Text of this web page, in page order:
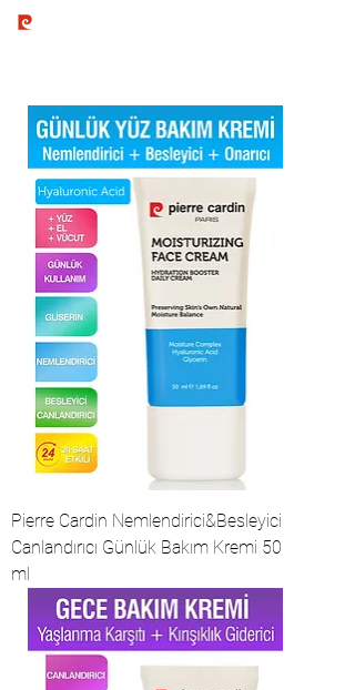
Pierre Cardin Nemlendirici&Besleyici
Canlandırıcı Günlük Bakım Kremi 50
ml